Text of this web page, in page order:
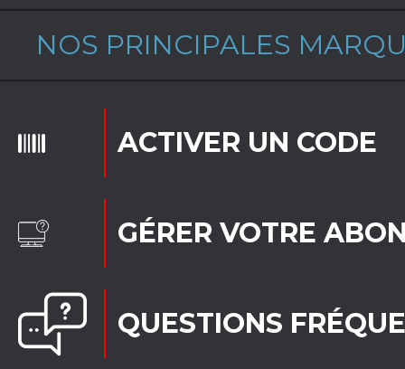
NOS PRINCIPALES
ACTIVER UN CODE
GÉRER VOTRE
QUESTIONS